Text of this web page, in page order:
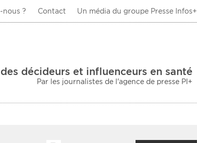
nous ? Contact Un média du groupe Presse Infos+
décideurs et influenceurs en santé
Par les journalistes de l'agence de presse PI+